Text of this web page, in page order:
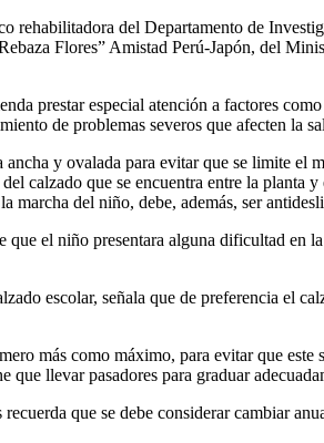
rehabilitadora del Departamento de
Flores” Amistad Perú-Japón, del
prestar especial atención a factores
de problemas severos que afecten la
ancha y ovalada para evitar que se limite
calzado que se encuentra entre la
marcha del niño, debe, además, ser
que el niño presentara alguna dificultad en
escolar, señala que de preferencia el
más como máximo, para evitar que
que llevar pasadores para graduar
que se debe considerar cambiar